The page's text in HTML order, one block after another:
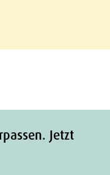
Jetzt